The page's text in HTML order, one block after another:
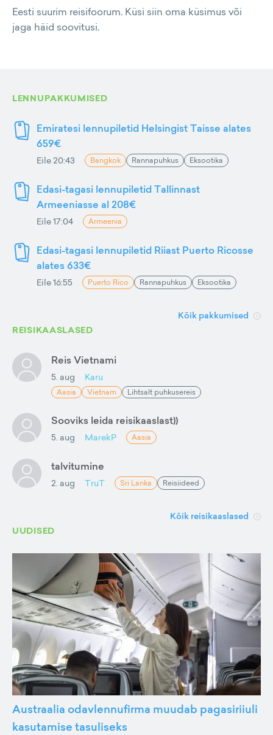
Eesti suurim reisifoorum. Küsi siin oma küsimus või
jaga häid soovitusi.
LENNUPAKKUMISED
Emiratesi lennupiletid Helsingist Taisse alates
659€
Eile 20:43 Bangkok Rannapuhkus Eksootika
Edasi-tagasi lennupiletid Tallinnast
Armeeniasse al 208€
Eile 17:04 Armeenia
Edasi-tagasi lennupiletid Riiast Puerto Ricosse
alates 633€
Eile 16:55 Puerto Rico Rannapuhkus Eksootika
Kõik pakkumised
REISIKAASLASED
Reis Vietnami
5. aug Karu
Aasia Vietnam Lihtsalt puhkusereis
Sooviks leida reisikaaslast))
5. aug MarekP Aasia
talvitumine
2. aug TruT Sri Lanka Reisiideed
Kõik reisikaaslased
UUDISED
Austraalia odavlennufirma muudab pagasiriiuli
kasutamise tasuliseks